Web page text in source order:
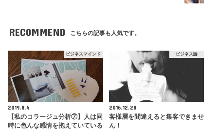
RECOMMEND こちらの記事も人気です。
ビジネスマインド
2019.8.4
【私のコラージュ分析⑦】人は同
時に色んな感情を抱えていている
ビジネス論
2016.12.28
客様層を間違えると集客できませ
ん！